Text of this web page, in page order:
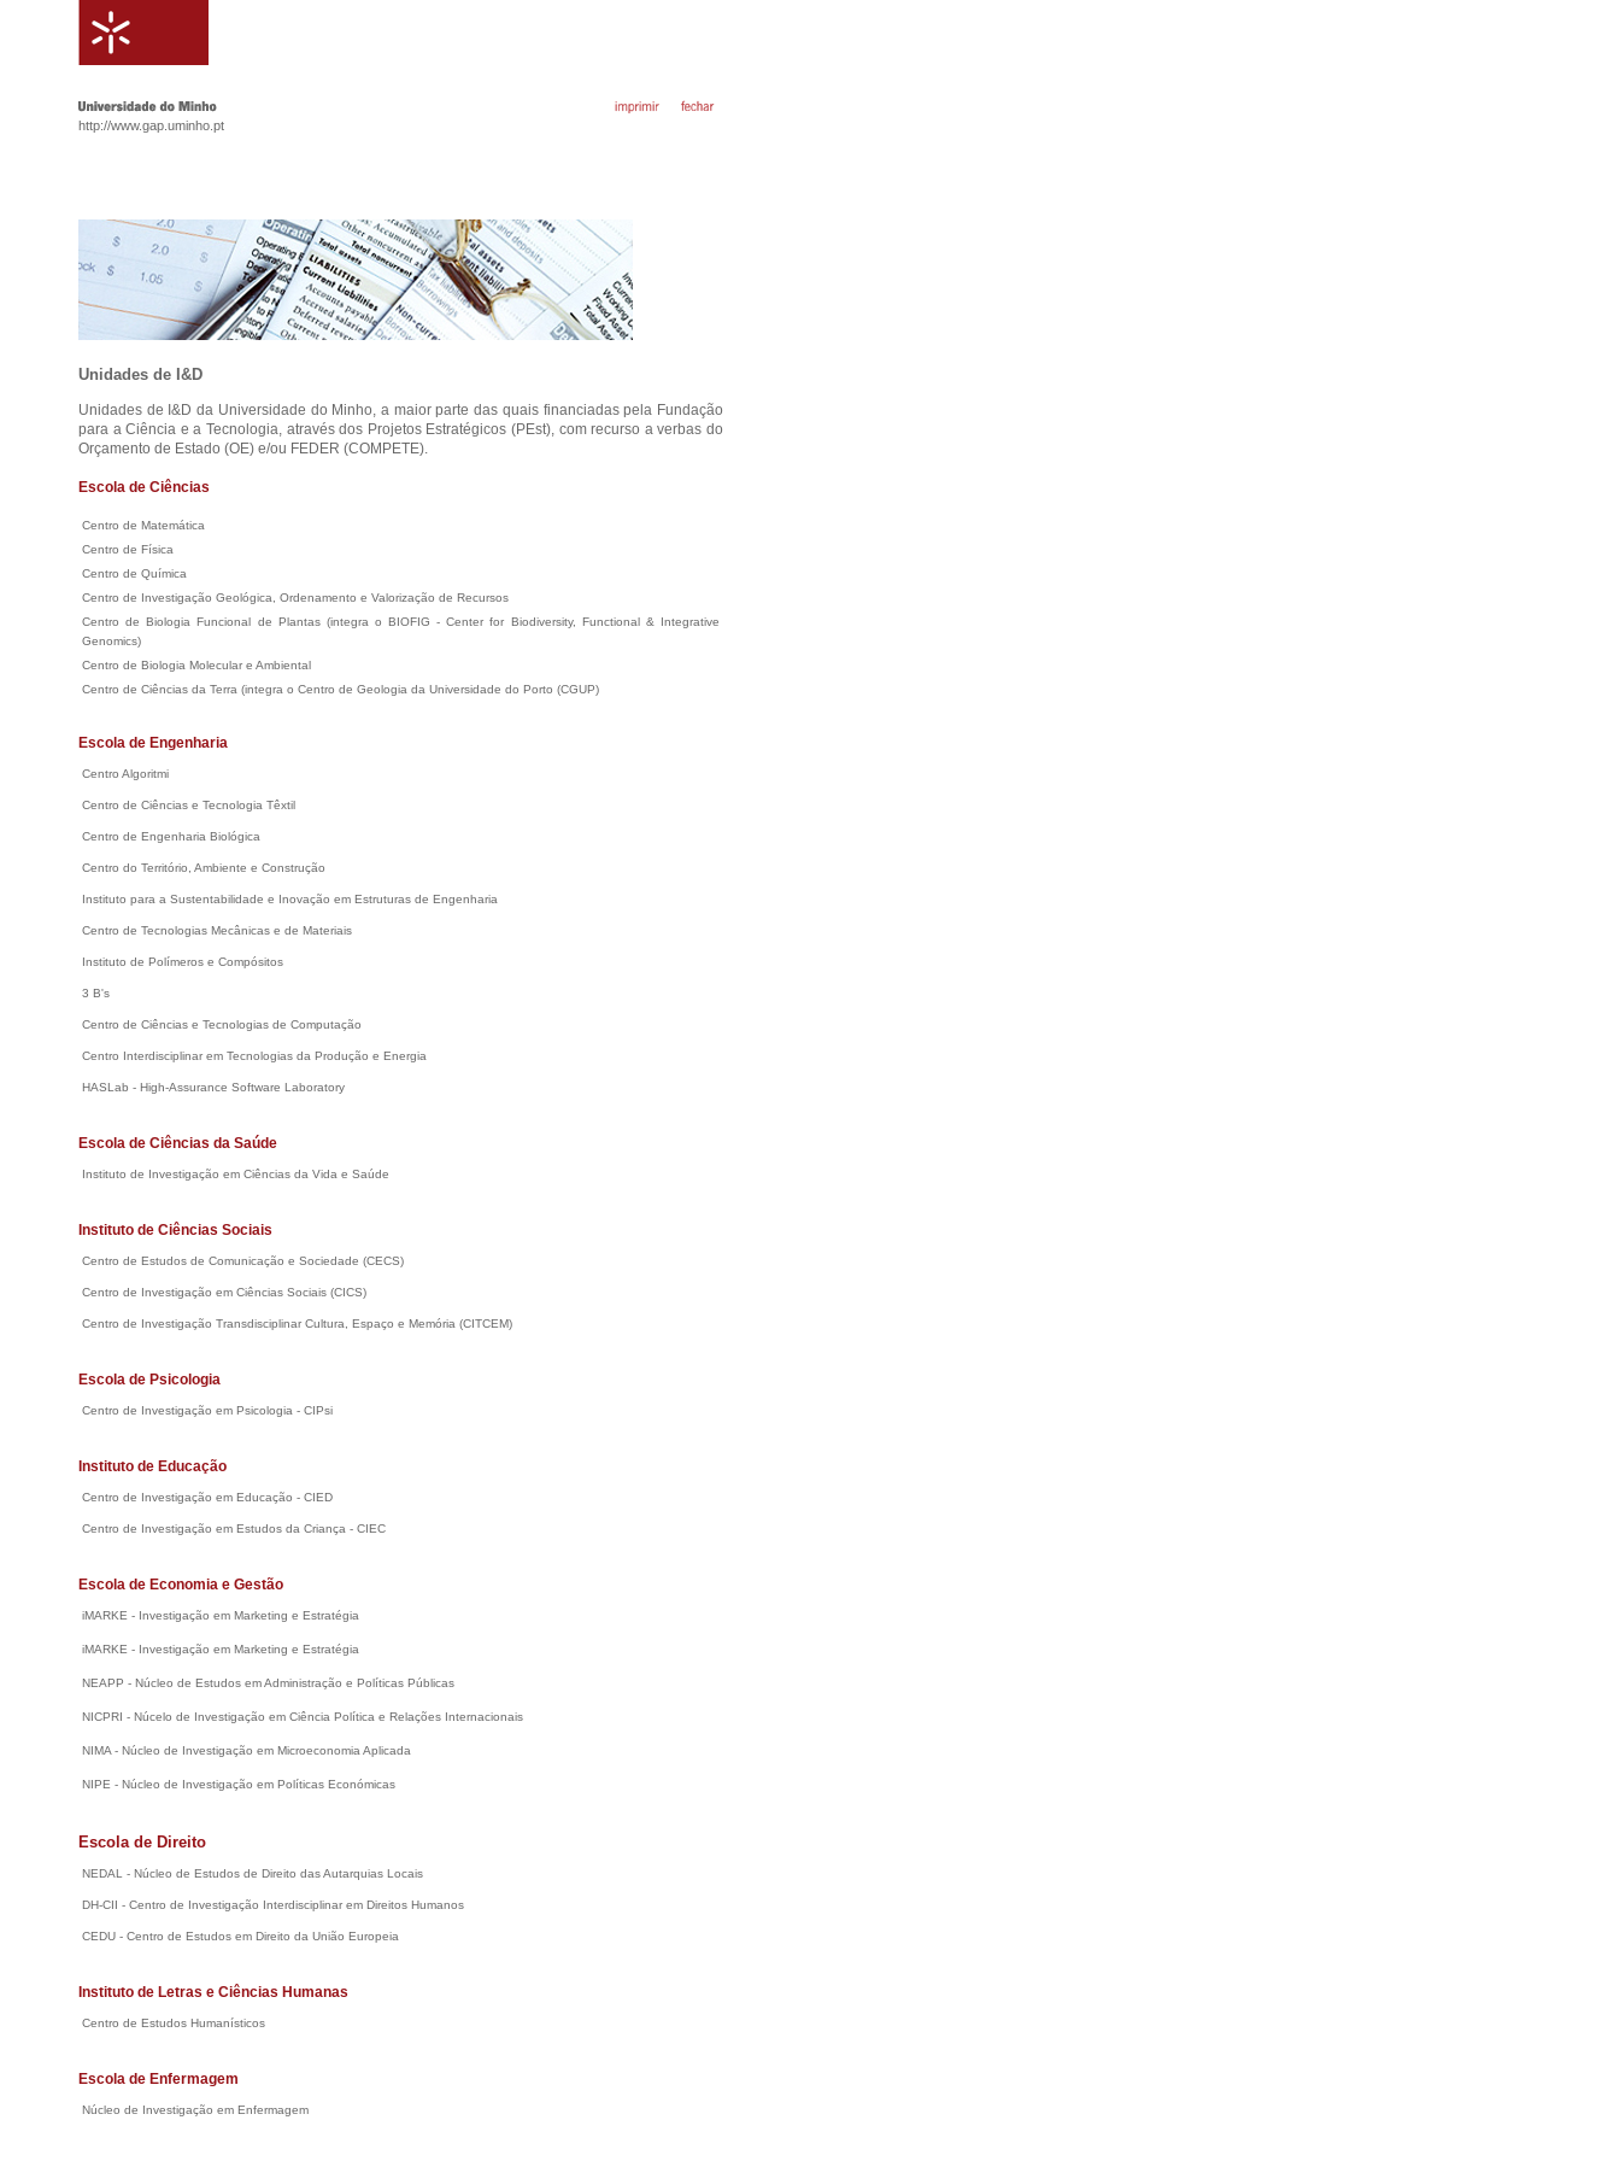
http://www.gap.uminho.pt
Unidades de I&D
Unidades de I&D da Universidade do Minho, a maior parte das quais financiadas pela Fundação
para a Ciência e a Tecnologia, através dos Projetos Estratégicos (PEst), com recurso a verbas do
Orçamento de Estado (OE) e/ou FEDER (COMPETE).
Escola de Ciências
Centro de Matemática
Centro de Física
Centro de Química
Centro de Investigação Geológica, Ordenamento e Valorização de Recursos
Centro de Biologia Funcional de Plantas (integra o BIOFIG - Center for Biodiversity, Functional & Integrative
Genomics)
Centro de Biologia Molecular e Ambiental
Centro de Ciências da Terra (integra o Centro de Geologia da Universidade do Porto (CGUP)
Escola de Engenharia
Centro Algoritmi
Centro de Ciências e Tecnologia Têxtil
Centro de Engenharia Biológica
Centro do Território, Ambiente e Construção
Instituto para a Sustentabilidade e Inovação em Estruturas de Engenharia
Centro de Tecnologias Mecânicas e de Materiais
Instituto de Polímeros e Compósitos
3 B's
Centro de Ciências e Tecnologias de Computação
Centro Interdisciplinar em Tecnologias da Produção e Energia
HASLab - High-Assurance Software Laboratory
Escola de Ciências da Saúde
Instituto de Investigação em Ciências da Vida e Saúde
Instituto de Ciências Sociais
Centro de Estudos de Comunicação e Sociedade (CECS)
Centro de Investigação em Ciências Sociais (CICS)
Centro de Investigação Transdisciplinar Cultura, Espaço e Memória (CITCEM)
Escola de Psicologia
Centro de Investigação em Psicologia - CIPsi
Instituto de Educação
Centro de Investigação em Educação - CIED
Centro de Investigação em Estudos da Criança - CIEC
Escola de Economia e Gestão
iMARKE - Investigação em Marketing e Estratégia
iMARKE - Investigação em Marketing e Estratégia
NEAPP - Núcleo de Estudos em Administração e Políticas Públicas
NICPRI - Núcelo de Investigação em Ciência Política e Relações Internacionais
NIMA - Núcleo de Investigação em Microeconomia Aplicada
NIPE - Núcleo de Investigação em Políticas Económicas
Escola de Direito
NEDAL - Núcleo de Estudos de Direito das Autarquias Locais
DH-CII - Centro de Investigação Interdisciplinar em Direitos Humanos
CEDU - Centro de Estudos em Direito da União Europeia
Instituto de Letras e Ciências Humanas
Centro de Estudos Humanísticos
Escola de Enfermagem
Núcleo de Investigação em Enfermagem